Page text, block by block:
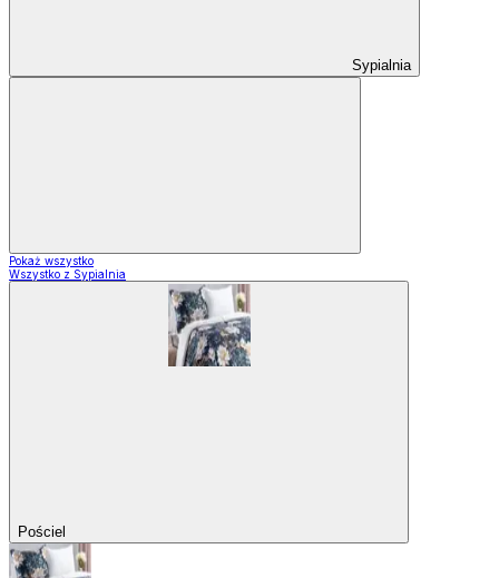
Sypialnia
Pokaż wszystko
Wszystko z Sypialnia
Pościel